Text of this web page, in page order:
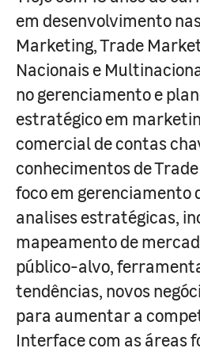
em desenvolvimento
Marketing, Trade
Nacionais e
no gerenciamento e
estratégico em
comercial de contas
conhecimentos de
foco em gerenciamento
analises estratégicas,
mapeamento de
público-alvo,
tendências, novos
para aumentar a
Interface com as áreas